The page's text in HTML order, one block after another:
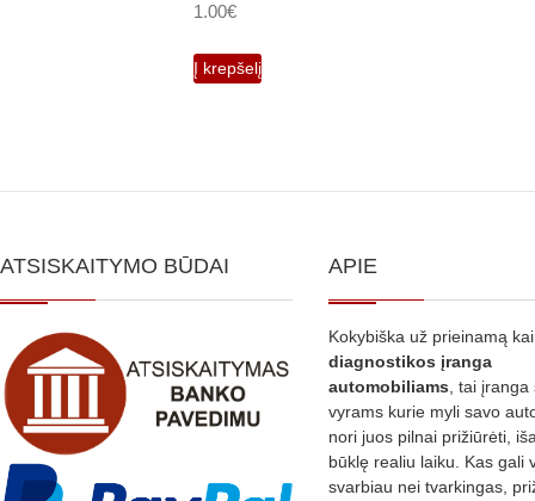
1.00€
Į krepšelį
ATSISKAITYMO BŪDAI APIE
Kokybiška už prieinamą
diagnostikos įranga
automobiliams , tai
vyrams kurie myli savo
nori juos pilnai prižiūrėti,
būklę realiu laiku. Kas gali
svarbiau nei tvarkingas,